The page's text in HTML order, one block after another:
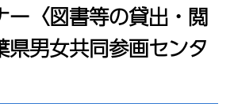
ー〈図書等の貸出・閲
県男女共同参画センタ